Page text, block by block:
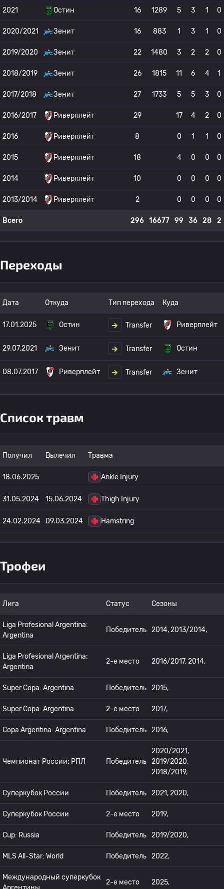
2021 Остин 16 1289 5 3 1 0
2020/2021 Зенит 16 883 1 3 1 0
2019/2020 Зенит 22 1480 3 2 2 0
2018/2019 Зенит 26 1815 11 6 4 1
2017/2018 Зенит 27 1733 5 5 3 0
2016/2017 Риверплейт 29 17 4 2 0
2016 Риверплейт 8 0 1 1 0
2015 Риверплейт 18 4 0 0 0
2014 Риверплейт 10 0 0 0 0
2013/2014 Риверплейт 2 0 0 0 0
Всего 296 16677 99 36 28 2
Переходы
Дата Откуда Тип перехода Куда
17.01.2025 Остин Transfer Риверплейт
29.07.2021 Зенит Transfer Остин
08.07.2017 Риверплейт Transfer Зенит
Список травм
Получил Вылечил Травма
18.06.2025 Ankle Injury
31.05.2024 15.06.2024 Thigh Injury
24.02.2024 09.03.2024 Hamstring
Трофеи
Лига Статус Сезоны
Liga Profesional Argentina:
Argentina
Победитель 2014, 2013/2014,
Liga Profesional Argentina:
Argentina
2-е место 2016/2017, 2014,
Super Copa: Argentina Победитель 2015,
Super Copa: Argentina 2-е место 2017,
Copa Argentina: Argentina Победитель 2016,
Чемпионат России: РПЛ Победитель
2020/2021,
2019/2020,
2018/2019,
Суперкубок России Победитель 2021, 2020,
Суперкубок России 2-е место 2019,
Cup: Russia Победитель 2019/2020,
MLS All-Star: World Победитель 2022,
Международный суперкубок
2-е место 2025,